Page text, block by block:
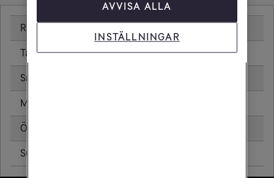
Ringa samtal
Ta emot samtal 20,00 kr/min
Sms
Mms
Öppningsavgift
Surfa utan surfpaket
AVVISA ALLA
INSTÄLLNINGAR